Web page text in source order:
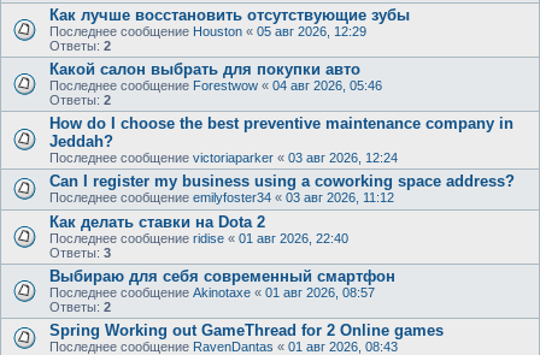
Как лучше восстановить отсутствующие зубы
Последнее сообщение Houston « 05 авг 2026, 12:29
Ответы: 2
Какой салон выбрать для покупки авто
Последнее сообщение Forestwow « 04 авг 2026, 05:46
Ответы: 2
How do I choose the best preventive maintenance company in
Jeddah?
Последнее сообщение victoriaparker « 03 авг 2026, 12:24
Can I register my business using a coworking space address?
Последнее сообщение emilyfoster34 « 03 авг 2026, 11:12
Как делать ставки на Dota 2
Последнее сообщение ridise « 01 авг 2026, 22:40
Ответы: 3
Выбираю для себя современный смартфон
Последнее сообщение Akinotaxe « 01 авг 2026, 08:57
Ответы: 2
Spring Working out GameThread for 2 Online games
Последнее сообщение RavenDantas « 01 авг 2026, 08:43